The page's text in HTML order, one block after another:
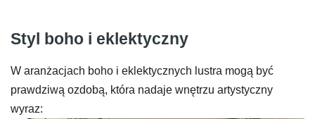
Styl boho i eklektyczny
W aranżacjach boho i eklektycznych lustra mogą być
prawdziwą ozdobą, która nadaje wnętrzu artystyczny
wyraz: